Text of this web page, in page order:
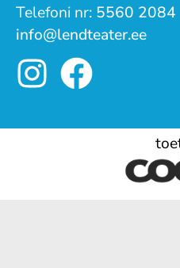
Telefoni nr: 5560 2084
info@lendteater.ee